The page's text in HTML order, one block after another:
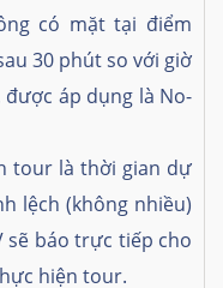
có mặt tại điểm
30 phút so với giờ
được áp dụng là No-
tour là thời gian dự
lệch (không nhiều)
sẽ báo trực tiếp cho
hiện tour.